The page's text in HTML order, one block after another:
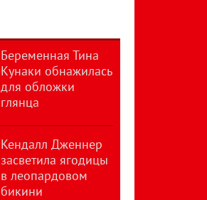
Беременная Тина
Кунаки обнажилась
для обложки
глянца
Кендалл Дженнер
засветила ягодицы
в леопардовом
бикини